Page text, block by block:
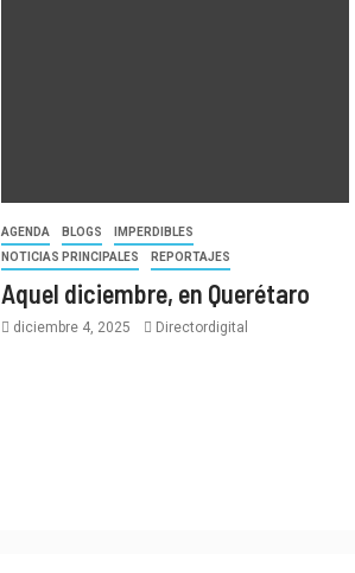
AGENDA BLOGS
IMPERDIBLES
NOTICIAS PRINCIPALES
REPORTAJES
Aquel diciembre, en Querétaro
diciembre 4, 2025 Directordigital